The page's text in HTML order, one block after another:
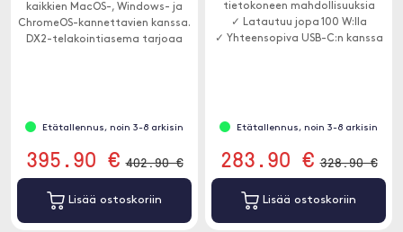
kaikkien MacOS-, Windows- ja
ChromeOS-kannettavien kanssa.
DX2-telakointiasema tarjoaa
Etätallennus, noin 3-8 arkisin
395.90 € 402.90 €
Lisää ostoskoriin
tietokoneen mahdollisuuksia
✓ Latautuu jopa 100 W:lla
✓ Yhteensopiva USB-C:n kanssa
Etätallennus, noin 3-8 arkisin
283.90 € 328.90 €
Lisää ostoskoriin